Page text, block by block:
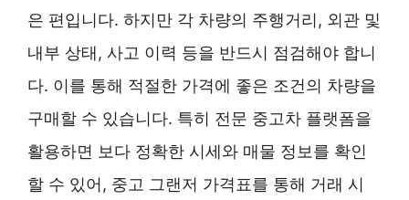
은 편입니다. 하지만 각 차량의 주행거리, 외관 및
내부 상태, 사고 이력 등을 반드시 점검해야 합니
다. 이를 통해 적절한 가격에 좋은 조건의 차량을
구매할 수 있습니다. 특히 전문 중고차 플랫폼을
활용하면 보다 정확한 시세와 매물 정보를 확인
할 수 있어, 중고 그랜저 가격표를 통해 거래 시